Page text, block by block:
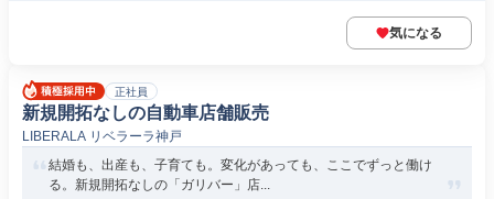
気になる
正社員
新規開拓なしの自動車店舗販売
LIBERALA リベラーラ神戸
結婚も、出産も、子育ても。変化があっても、ここでずっと働け
る。新規開拓なしの「ガリバー」店...